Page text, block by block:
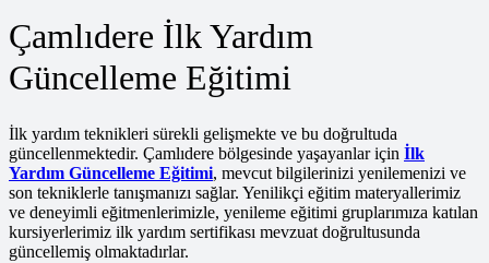
Çamlıdere İlk Yardım
Güncelleme Eğitimi
İlk yardım teknikleri sürekli gelişmekte ve bu doğrultuda
güncellenmektedir. Çamlıdere bölgesinde yaşayanlar için İlk
Yardım Güncelleme Eğitimi, mevcut bilgilerinizi yenilemenizi ve
son tekniklerle tanışmanızı sağlar. Yenilikçi eğitim materyallerimiz
ve deneyimli eğitmenlerimizle, yenileme eğitimi gruplarımıza katılan
kursiyerlerimiz ilk yardım sertifikası mevzuat doğrultusunda
güncellemiş olmaktadırlar.